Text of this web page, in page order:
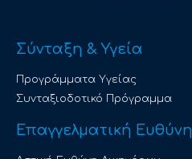
Σύνταξη & Υγεία
Προγράμματα Υγείας
Συνταξιοδοτικό Πρόγραμμα
Επαγγελματική Ευθύνη